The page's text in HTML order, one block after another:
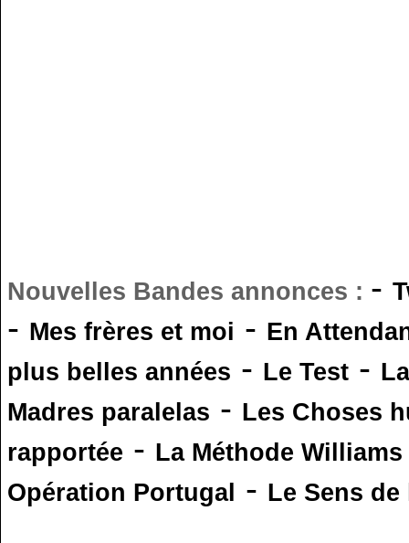
Nouvelles Bandes annonces : -
- Mes frères et moi - En
plus belles années - Le Test -
Madres paralelas - Les Choses
rapportée - La Méthode Williams
Opération Portugal - Le Sens